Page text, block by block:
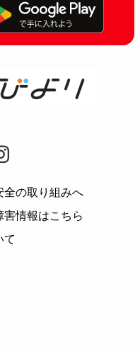
全の取り組みへ
害情報はこちら
て